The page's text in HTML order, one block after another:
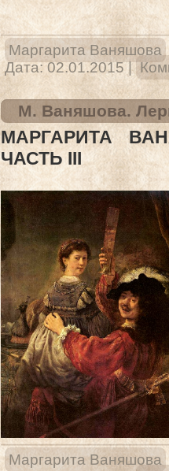
Маргарита Ваняшова
Дата: 02.01.2015 |
М. Ваняшова.
МАРГАРИТА
ЧАСТЬ III
Маргарита Ваняшова